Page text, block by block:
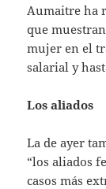
Aumaitre ha
que
mujer en el
salarial y
Los aliados
La de ayer
“los aliados
casos más